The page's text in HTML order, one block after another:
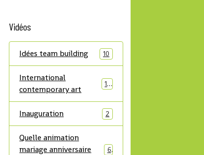
Vidéos
Idées team building 10
International
contemporary art
14
Inauguration 2
Quelle animation
mariage anniversaire
6